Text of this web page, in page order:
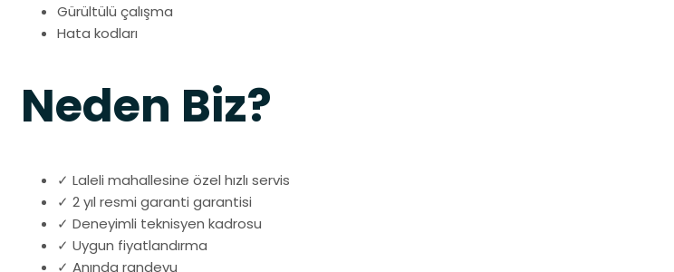
Gürültülü çalışma
Hata kodları
Neden Biz?
✓ Laleli mahallesine özel hızlı servis
✓ 2 yıl resmi garanti garantisi
✓ Deneyimli teknisyen kadrosu
✓ Uygun fiyatlandırma
✓ Anında randevu